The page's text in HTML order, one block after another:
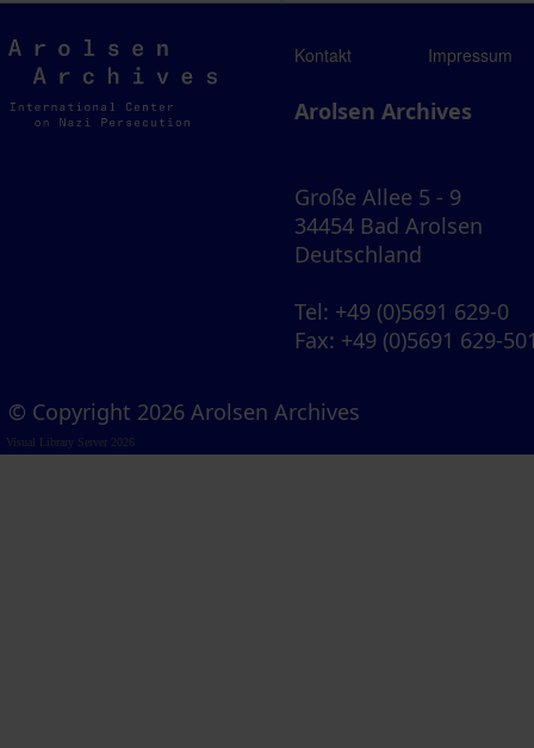
Arolsen
Archives
Kontakt Impressum
Arolsen Archives
Große Allee 5 - 9
34454 Bad Arolsen
Deutschland
Tel: +49 (0)5691 629-0
Fax: +49 (0)5691 629-
© Copyright 2026 Arolsen Archives
Visual Library Server 2026